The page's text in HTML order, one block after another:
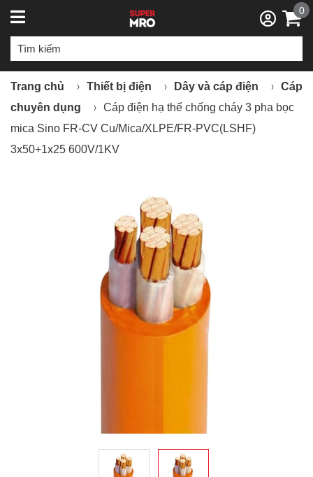
0
Trang chủ Thiết bị điện Dây và cáp điện
Cáp
chuyên dụng
Cáp điện hạ thế chống cháy 3 pha bọc
mica Sino FR-CV Cu/Mica/XLPE/FR-PVC(LSHF)
3x50+1x25 600V/1KV